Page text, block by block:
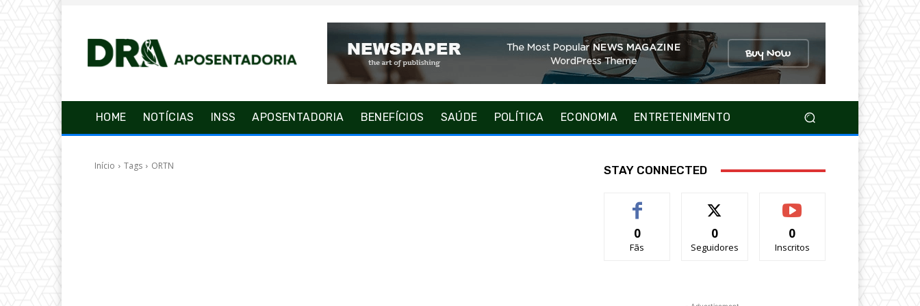
HOME NOTÍCIAS INSS APOSENTADORIA BENEFÍCIOS SAÚDE POLÍTICA ECONOMIA ENTRETENIMENTO
Início Tags ORTN STAY CONNECTED
0
Fãs
0
Seguidores
0
Inscritos